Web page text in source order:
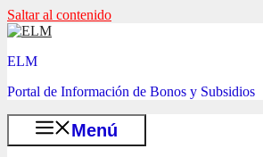
Saltar al contenido
ELM
Portal de Información de Bonos y Subsidios
Menú